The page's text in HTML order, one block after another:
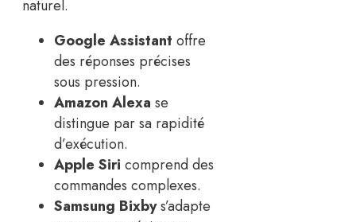
naturel.
Google Assistant offre
des réponses précises
sous pression.
Amazon Alexa se
distingue par sa rapidité
d’exécution.
Apple Siri comprend des
commandes complexes.
Samsung Bixbys’adapte